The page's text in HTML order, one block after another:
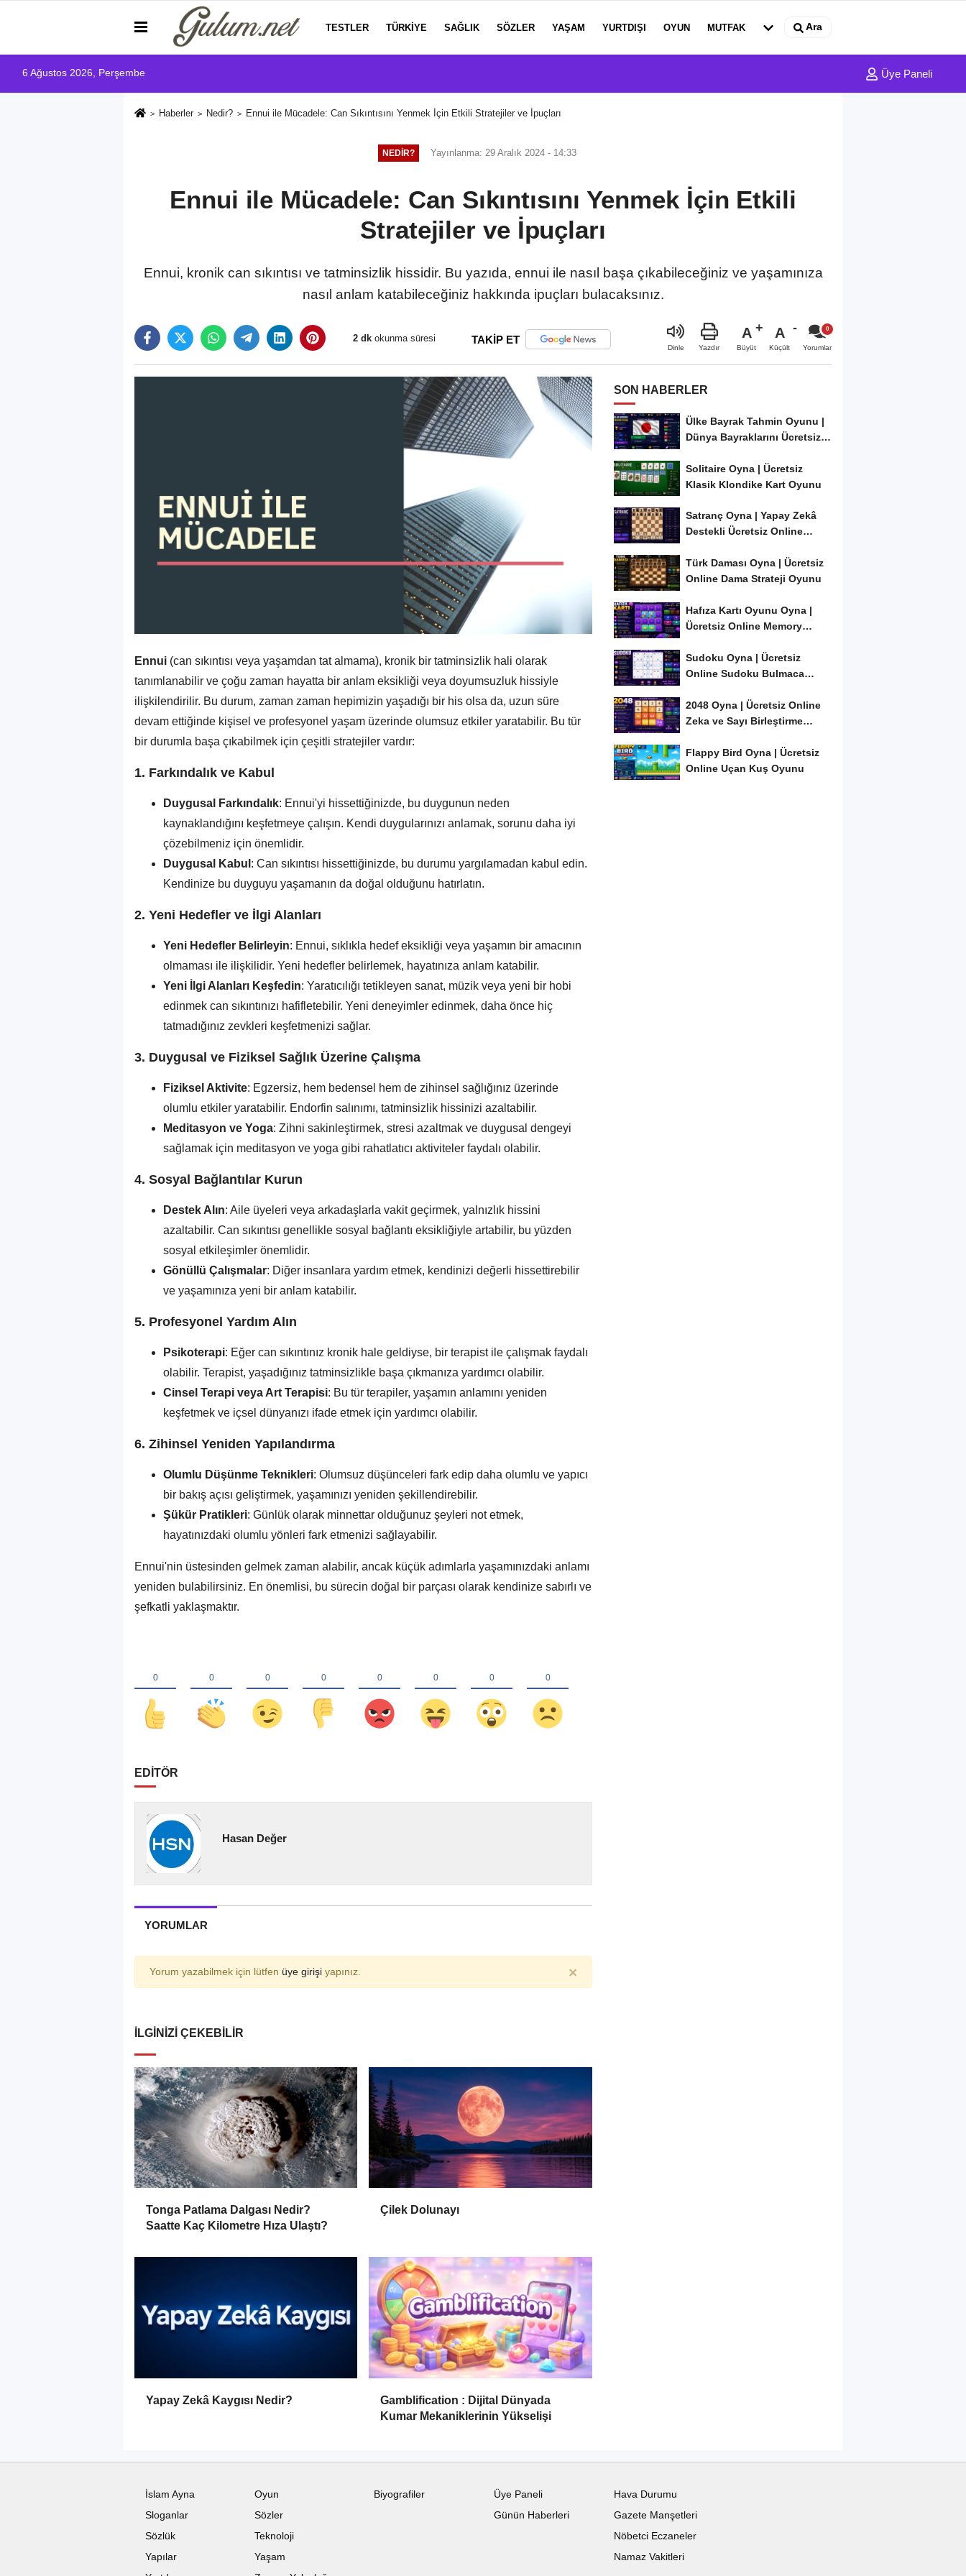
TESTLER TÜRKIYE SAĞLIK SÖZLER YAŞAM YURTDIŞI OYUN MUTFAK Ara
6 Ağustos 2026, Perşembe Üye Paneli
Haberler Nedir? Ennui ile Mücadele: Can Sıkıntısını Yenmek İçin Etkili Stratejiler ve İpuçları
NEDIR? Yayınlanma: 29 Aralık 2024 - 14:33
Ennui ile Mücadele: Can Sıkıntısını Yenmek İçin Etkili
Stratejiler ve İpuçları
Ennui, kronik can sıkıntısı ve tatminsizlik hissidir. Bu yazıda, ennui ile nasıl başa çıkabileceğiniz ve yaşamınıza
nasıl anlam katabileceğiniz hakkında ipuçları bulacaksınız.
2 dk okunma süresi TAKİP ET
Dinle Yazdır
A
Büyüt
A
Küçült Yorumlar
Ennui (can sıkıntısı veya yaşamdan tat almama), kronik bir tatminsizlik hali olarak
tanımlanabilir ve çoğu zaman hayatta bir anlam eksikliği veya doyumsuzluk hissiyle
ilişkilendirilir. Bu durum, zaman zaman hepimizin yaşadığı bir his olsa da, uzun süre
devam ettiğinde kişisel ve profesyonel yaşam üzerinde olumsuz etkiler yaratabilir. Bu tür
bir durumla başa çıkabilmek için çeşitli stratejiler vardır:
1. Farkındalık ve Kabul
Duygusal Farkındalık: Ennui'yi hissettiğinizde, bu duygunun neden
kaynaklandığını keşfetmeye çalışın. Kendi duygularınızı anlamak, sorunu daha iyi
çözebilmeniz için önemlidir.
Duygusal Kabul : Can sıkıntısı hissettiğinizde, bu durumu yargılamadan kabul edin.
Kendinize bu duyguyu yaşamanın da doğal olduğunu hatırlatın.
2. Yeni Hedefler ve İlgi Alanları
Yeni Hedefler Belirleyin: Ennui, sıklıkla hedef eksikliği veya yaşamın bir amacının
olmaması ile ilişkilidir. Yeni hedefler belirlemek, hayatınıza anlam katabilir.
Yeni İlgi Alanları Keşfedin: Yaratıcılığı tetikleyen sanat, müzik veya yeni bir hobi
edinmek can sıkıntınızı hafifletebilir. Yeni deneyimler edinmek, daha önce hiç
tatmadığınız zevkleri keşfetmenizi sağlar.
3. Duygusal ve Fiziksel Sağlık Üzerine Çalışma
Fiziksel Aktivite: Egzersiz, hem bedensel hem de zihinsel sağlığınız üzerinde
olumlu etkiler yaratabilir. Endorfin salınımı, tatminsizlik hissinizi azaltabilir.
Meditasyon ve Yoga: Zihni sakinleştirmek, stresi azaltmak ve duygusal dengeyi
sağlamak için meditasyon ve yoga gibi rahatlatıcı aktiviteler faydalı olabilir.
4. Sosyal Bağlantılar Kurun
Destek Alın: Aile üyeleri veya arkadaşlarla vakit geçirmek, yalnızlık hissini
azaltabilir. Can sıkıntısı genellikle sosyal bağlantı eksikliğiyle artabilir, bu yüzden
sosyal etkileşimler önemlidir.
Gönüllü Çalışmalar: Diğer insanlara yardım etmek, kendinizi değerli hissettirebilir
ve yaşamınıza yeni bir anlam katabilir.
5. Profesyonel Yardım Alın
Psikoterapi: Eğer can sıkıntınız kronik hale geldiyse, bir terapist ile çalışmak faydalı
olabilir. Terapist, yaşadığınız tatminsizlikle başa çıkmanıza yardımcı olabilir.
Cinsel Terapi veya Art Terapisi: Bu tür terapiler, yaşamın anlamını yeniden
keşfetmek ve içsel dünyanızı ifade etmek için yardımcı olabilir.
6. Zihinsel Yeniden Yapılandırma
Olumlu Düşünme Teknikleri: Olumsuz düşünceleri fark edip daha olumlu ve yapıcı
bir bakış açısı geliştirmek, yaşamınızı yeniden şekillendirebilir.
Şükür Pratikleri: Günlük olarak minnettar olduğunuz şeyleri not etmek,
hayatınızdaki olumlu yönleri fark etmenizi sağlayabilir.
Ennui'nin üstesinden gelmek zaman alabilir, ancak küçük adımlarla yaşamınızdaki anlamı
yeniden bulabilirsiniz. En önemlisi, bu sürecin doğal bir parçası olarak kendinize sabırlı ve
şefkatli yaklaşmaktır.
EDİTÖR
Hasan Değer
YORUMLAR
Yorum yazabilmek için lütfen üye girişi yapınız. ×
İLGINIZI ÇEKEBILIR
Tonga Patlama Dalgası Nedir?
Saatte Kaç Kilometre Hıza Ulaştı?
Çilek Dolunayı
Yapay Zekâ Kaygısı Nedir?
Gamblification : Dijital Dünyada
Kumar Mekaniklerinin Yükselişi
SON HABERLER
Ülke Bayrak Tahmin Oyunu |
Dünya Bayraklarını Ücretsiz
Solitaire Oyna | Ücretsiz
Klasik Klondike Kart Oyunu
Satranç Oyna | Yapay Zekâ
Destekli Ücretsiz Online
Türk Daması Oyna | Ücretsiz
Online Dama Strateji Oyunu
Hafıza Kartı Oyunu Oyna |
Ücretsiz Online Memory
Sudoku Oyna | Ücretsiz
Online Sudoku Bulmaca
2048 Oyna | Ücretsiz Online
Zeka ve Sayı Birleştirme
Flappy Bird Oyna | Ücretsiz
Online Uçan Kuş Oyunu
İslam Ayna
Oyun
Sloganlar
Sözler
Sözlük
Teknoloji
Yapılar
Yaşam
Biyografiler
Üye Paneli
Günün Haberleri
Hava Durumu
Gazete Manşetleri
Nöbetci Eczaneler
Namaz Vakitleri